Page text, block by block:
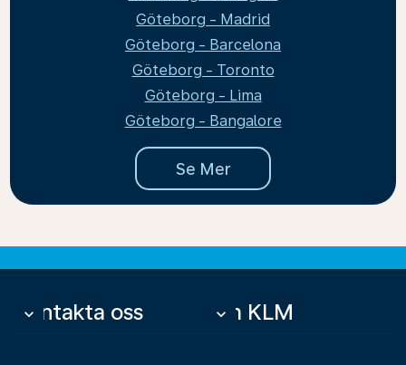
Göteborg - Madrid
Göteborg - Barcelona
Göteborg - Toronto
Göteborg - Lima
Göteborg - Bangalore
Se Mer
Kontakta oss
keyboard_arrow_down Om KLM
keyboard_arrow_down